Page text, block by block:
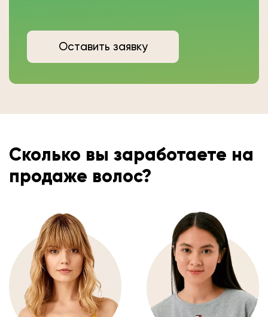
Оставить заявку
Сколько вы заработаете на
продаже волос?